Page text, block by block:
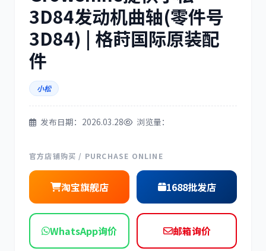
三菱 博世
洋马
神钢 日野
3D84发动机曲轴(零件号
3D84) | 格莳国际原装配
件
小松
发布日期：2026.03.28 浏览量：
官方店铺购买 / PURCHASE ONLINE
淘宝旗舰店 1688批发店
WhatsApp询价 邮箱询价